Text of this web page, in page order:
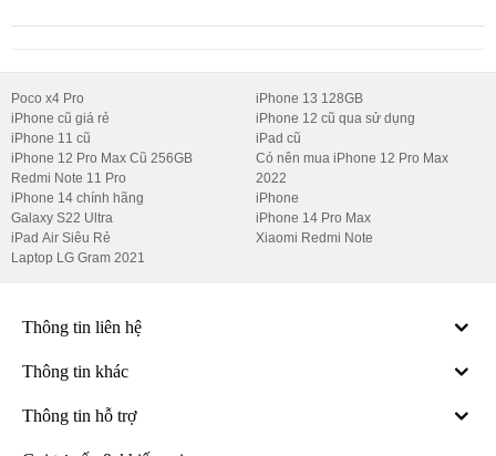
Poco x4 Pro
iPhone cũ giá rẻ
iPhone 11 cũ
iPhone 12 Pro Max Cũ 256GB
Redmi Note 11 Pro
iPhone 14 chính hãng
Galaxy S22 Ultra
iPad Air Siêu Rẻ
Laptop LG Gram 2021
iPhone 13 128GB
iPhone 12 cũ qua sử dụng
iPad cũ
Có nên mua iPhone 12 Pro Max
2022
iPhone
iPhone 14 Pro Max
Xiaomi Redmi Note
Thông tin liên hệ
Thông tin khác
Thông tin hỗ trợ